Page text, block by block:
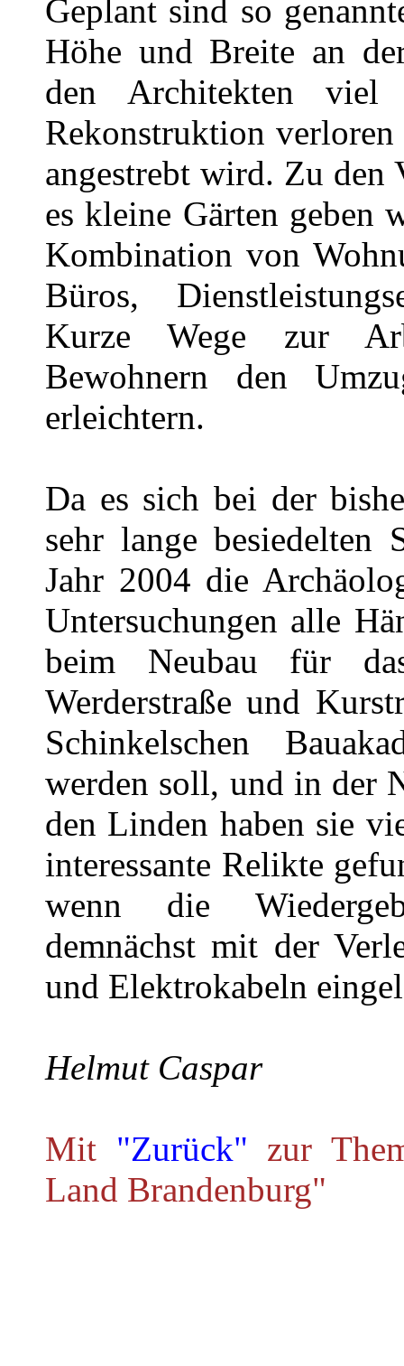
Geplant sind so
Höhe und Breite an
den Architekten viel
Rekonstruktion verloren
angestrebt wird. Zu den
es kleine Gärten geben
Kombination von
Büros,
Kurze Wege zur
Bewohnern den
erleichtern.
Da es sich bei der
sehr lange besiedelten
Jahr 2004 die
Untersuchungen alle
beim Neubau für
Werderstraße und
Schinkelschen
werden soll, und in der
den Linden haben sie
interessante Relikte
wenn die
demnächst mit der
und Elektrokabeln
Helmut Caspar
Mit "Zurück" zur
Land Brandenburg"